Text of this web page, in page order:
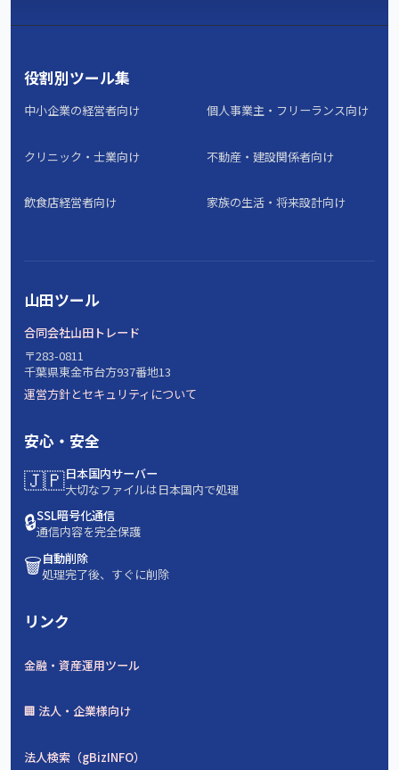
役割別ツール集
中小企業の経営者向け 個人事業主・フリーランス向け
クリニック・士業向け 不動産・建設関係者向け
飲食店経営者向け 家族の生活・将来設計向け
山田ツール
合同会社山田トレード
〒283-0811
千葉県東金市台方937番地13
運営方針とセキュリティについて
安心・安全
🇯🇵日本国内サーバー
大切なファイルは日本国内で処理
🔒SSL暗号化通信
通信内容を完全保護
🗑️自動削除
処理完了後、すぐに削除
リンク
金融・資産運用ツール
🏢 法人・企業様向け
法人検索（gBizINFO）